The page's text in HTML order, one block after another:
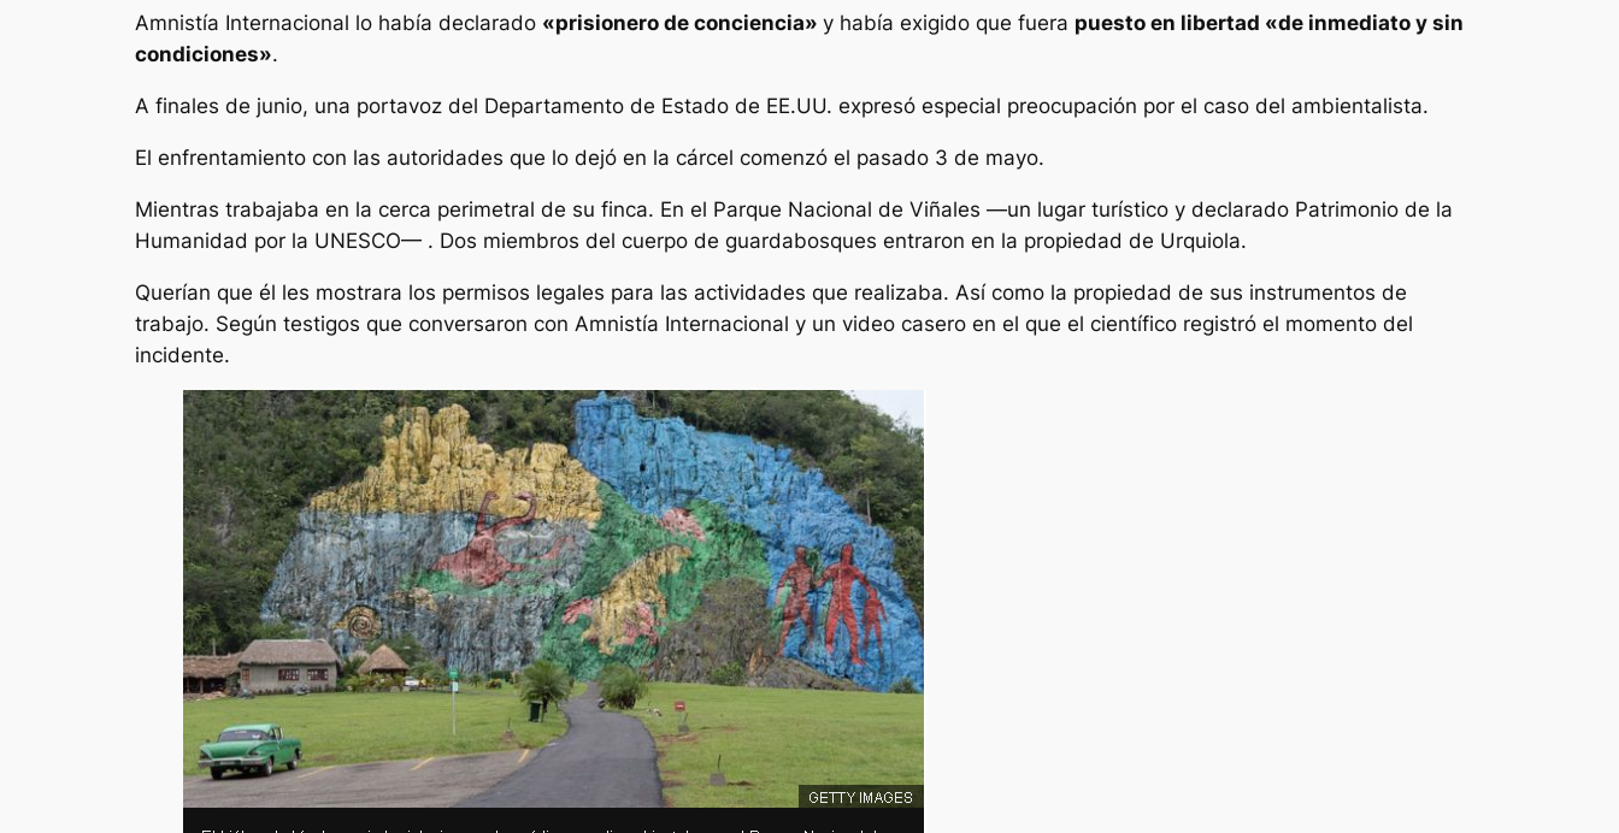
Amnistía Internacional lo había declarado «prisionero de conciencia» y había exigido que fuera puesto en libertad «de inmediato y sin
condiciones».
A finales de junio, una portavoz del Departamento de Estado de EE.UU. expresó especial preocupación por el caso del ambientalista.
El enfrentamiento con las autoridades que lo dejó en la cárcel comenzó el pasado 3 de mayo.
Mientras trabajaba en la cerca perimetral de su finca. En el Parque Nacional de Viñales —un lugar turístico y declarado Patrimonio de la
Humanidad por la UNESCO— . Dos miembros del cuerpo de guardabosques entraron en la propiedad de Urquiola.
Querían que él les mostrara los permisos legales para las actividades que realizaba. Así como la propiedad de sus instrumentos de
trabajo. Según testigos que conversaron con Amnistía Internacional y un video casero en el que el científico registró el momento del
incidente.